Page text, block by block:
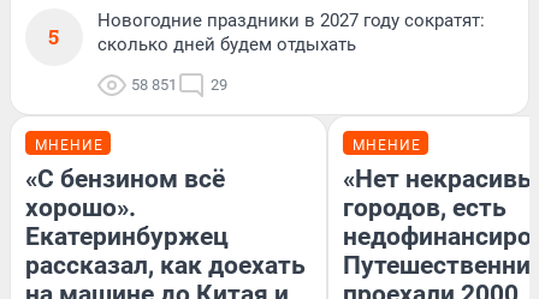
5
Новогодние праздники в 2027 году сократят:
сколько дней будем отдыхать
58 851 29
МНЕНИЕ
«С бензином всё
хорошо».
Екатеринбуржец
рассказал, как доехать
МНЕНИЕ
«Нет
городов, есть